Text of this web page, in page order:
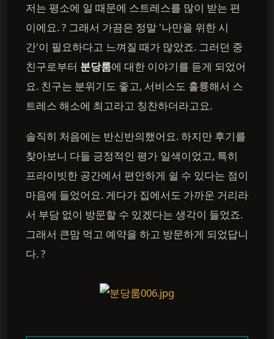
저는 평소에 일 때문에 스트레스를 많이 받는 편
이에요. ? 그래서 가끔은 정말 '나만을 위한 시
간'이 필요하다고 느껴질 때가 많았죠. 그러던 중
친구로부터 분당룸에 대한 이야기를 듣게 되었어
요. 친구는 분위기도 좋고, 서비스도 훌륭해서 스
트레스 해소에 최고라고 칭찬하더라고요.
솔직히 처음에는 반신반의했어요. 하지만 후기를
찾아보니 다들 긍정적인 평가 일색이었고, 특히
프라이빗한 공간에서 편안하게 쉴 수 있다는 점이
마음에 들었어요. 게다가 집에서도 가까운 거리라
서 부담 없이 방문할 수 있겠다는 생각이 들었죠.
그래서 큰맘 먹고 예약을 하고 방문하게 되었답니
다. ?